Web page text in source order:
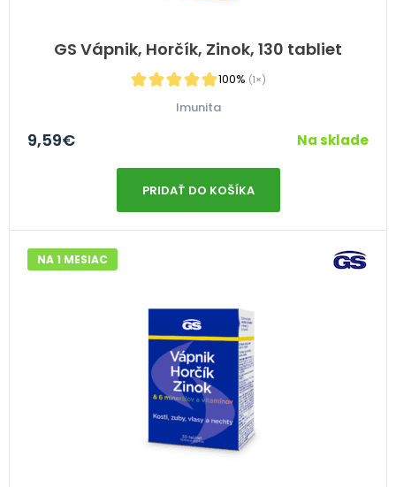
GS Vápnik, Horčík, Zinok, 130 tabliet
100% (1×)
Imunita
9,59€ Na sklade
PRIDAŤ DO KOŠÍKA
NA 1 MESIAC